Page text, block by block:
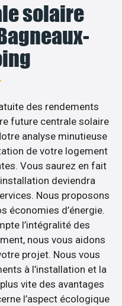
solaire
des rendements
future centrale solaire
analyse minutieuse
de votre logement
Vous saurez en fait
deviendra
Nous proposons
économies d’énergie.
l’intégralité des
nous vous aidons
projet. Nous vous
à l’installation et la
vite des avantages
l’aspect écologique